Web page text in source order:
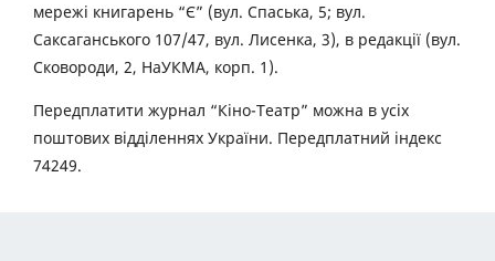
мережі книгарень “Є” (вул. Спаська, 5; вул.
Саксаганського 107/47, вул. Лисенка, 3), в редакції (вул.
Сковороди, 2, НаУКМА, корп. 1).
Передплатити журнал “Кіно-Театр” можна в усіх
поштових відділеннях України. Передплатний індекс
74249.